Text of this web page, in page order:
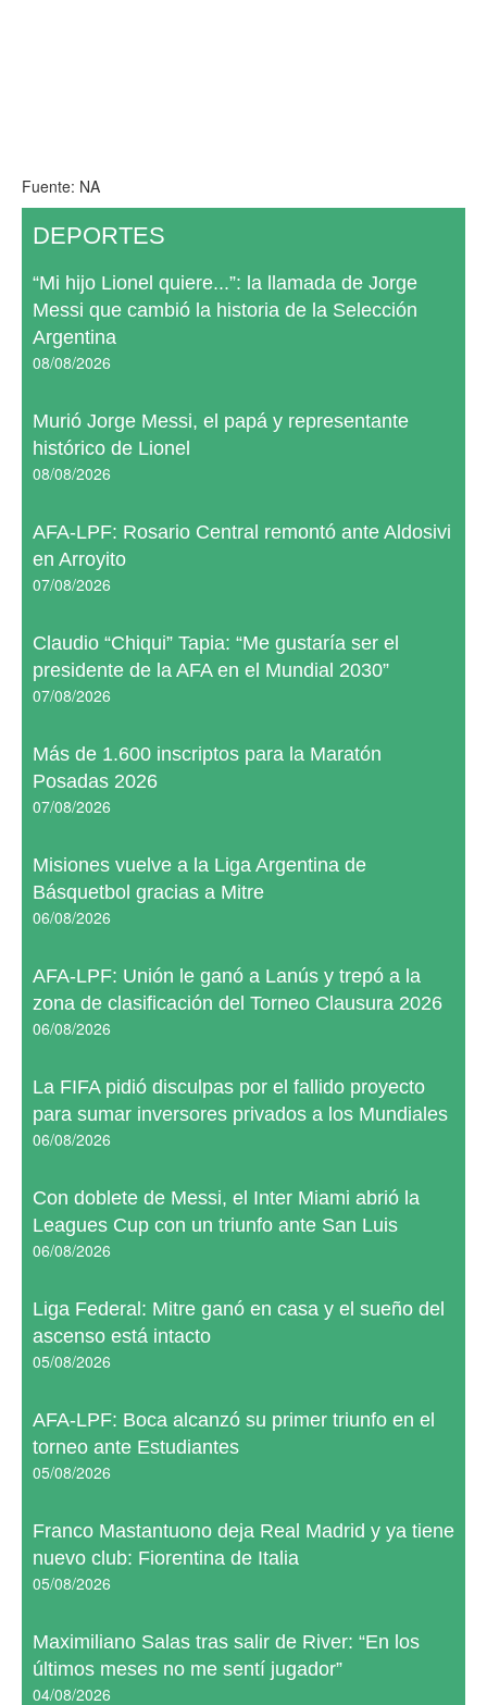
Fuente: NA
DEPORTES
“Mi hijo Lionel quiere...”: la llamada de Jorge
Messi que cambió la historia de la Selección
Argentina
08/08/2026
Murió Jorge Messi, el papá y representante
histórico de Lionel
08/08/2026
AFA-LPF: Rosario Central remontó ante Aldosivi
en Arroyito
07/08/2026
Claudio “Chiqui” Tapia: “Me gustaría ser el
presidente de la AFA en el Mundial 2030”
07/08/2026
Más de 1.600 inscriptos para la Maratón
Posadas 2026
07/08/2026
Misiones vuelve a la Liga Argentina de
Básquetbol gracias a Mitre
06/08/2026
AFA-LPF: Unión le ganó a Lanús y trepó a la
zona de clasificación del Torneo Clausura 2026
06/08/2026
La FIFA pidió disculpas por el fallido proyecto
para sumar inversores privados a los Mundiales
06/08/2026
Con doblete de Messi, el Inter Miami abrió la
Leagues Cup con un triunfo ante San Luis
06/08/2026
Liga Federal: Mitre ganó en casa y el sueño del
ascenso está intacto
05/08/2026
AFA-LPF: Boca alcanzó su primer triunfo en el
torneo ante Estudiantes
05/08/2026
Franco Mastantuono deja Real Madrid y ya tiene
nuevo club: Fiorentina de Italia
05/08/2026
Maximiliano Salas tras salir de River: “En los
últimos meses no me sentí jugador”
04/08/2026